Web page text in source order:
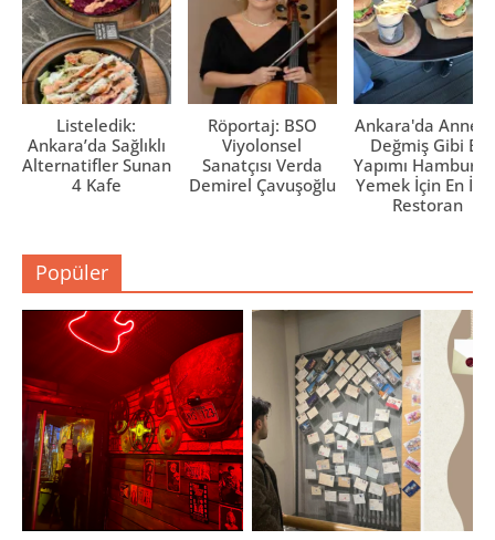
Listeledik:
Ankara’da Sağlıklı
Alternatifler Sunan
4 Kafe
Röportaj: BSO
Viyolonsel
Sanatçısı Verda
Demirel Çavuşoğlu
Ankara'da Anne
Değmiş Gibi Ev
Yapımı
Yemek İçin En İyi
Restoran
Popüler